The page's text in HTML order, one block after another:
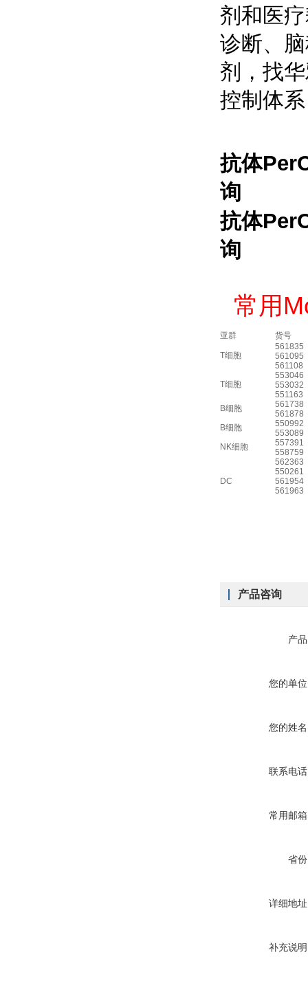
剂和医
诊断、
剂，找
控制体
抗体
询
抗体
询
常用
亚群 货号
T细胞
561835
561095
561108
T细胞
553046
553032
551163
B细胞
561738
561878
B细胞
550992
553089
NK细胞
557391
558759
DC
562363
550261
561954
561963
产品咨询
产
您的单
您的姓
联系电
常用邮
省
详细地
补充说